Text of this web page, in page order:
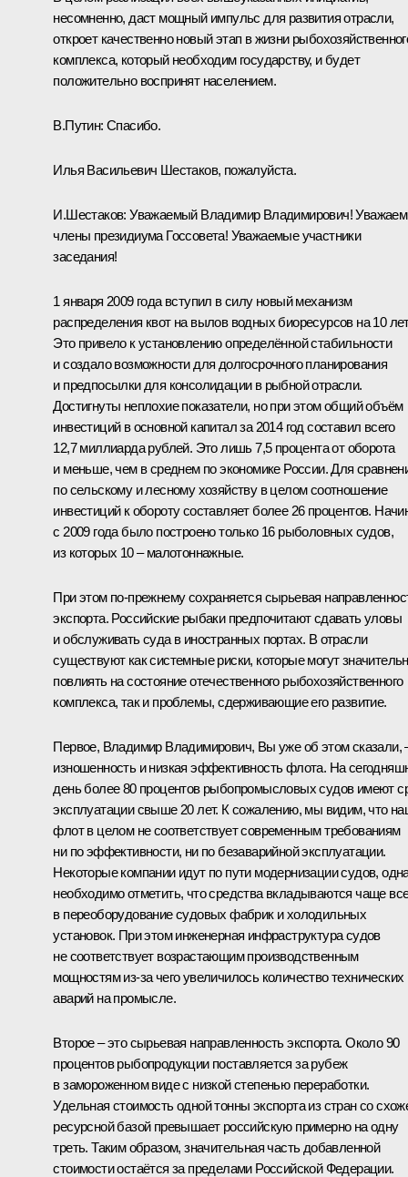
несомненно, даст мощный импульс для развития отрасли,
откроет качественно новый этап в жизни
комплекса, который необходим государству, и будет
положительно воспринят населением.
В.Путин: Спасибо.
Илья Васильевич Шестаков, пожалуйста.
И.Шестаков: Уважаемый Владимир Владимирович!
члены президиума Госсовета! Уважаемые участники
заседания!
1 января 2009 года вступил в силу новый механизм
распределения квот на вылов водных биоресурсов на 10
Это привело к установлению определённой стабильности
и создало возможности для долгосрочного планирования
и предпосылки для консолидации в рыбной отрасли.
Достигнуты неплохие показатели, но при этом общий объём
инвестиций в основной капитал за 2014 год составил всего
12,7 миллиарда рублей. Это лишь 7,5 процента от оборота
и меньше, чем в среднем по экономике России. Для
по сельскому и лесному хозяйству в целом соотношение
инвестиций к обороту составляет более 26 процентов.
с 2009 года было построено только 16 рыболовных судов,
из которых 10 – малотоннажные.
При этом по‑прежнему сохраняется сырьевая
экспорта. Российские рыбаки предпочитают сдавать уловы
и обслуживать суда в иностранных портах. В отрасли
существуют как системные риски, которые могут
повлиять на состояние отечественного рыбохозяйственного
комплекса, так и проблемы, сдерживающие его развитие.
Первое, Владимир Владимирович, Вы уже об этом сказали,
изношенность и низкая эффективность флота. На
день более 80 процентов рыбопромысловых судов имеют
эксплуатации свыше 20 лет. К сожалению, мы видим, что
флот в целом не соответствует современным требованиям
ни по эффективности, ни по безаварийной эксплуатации.
Некоторые компании идут по пути модернизации судов,
необходимо отметить, что средства вкладываются чаще
в переоборудование судовых фабрик и холодильных
установок. При этом инженерная инфраструктура судов
не соответствует возрастающим производственным
мощностям из‑за чего увеличилось количество технических
аварий на промысле.
Второе – это сырьевая направленность экспорта. Около 90
процентов рыбопродукции поставляется за рубеж
в замороженном виде с низкой степенью переработки.
Удельная стоимость одной тонны экспорта из стран со
ресурсной базой превышает российскую примерно на одну
треть. Таким образом, значительная часть добавленной
стоимости остаётся за пределами Российской Федерации.